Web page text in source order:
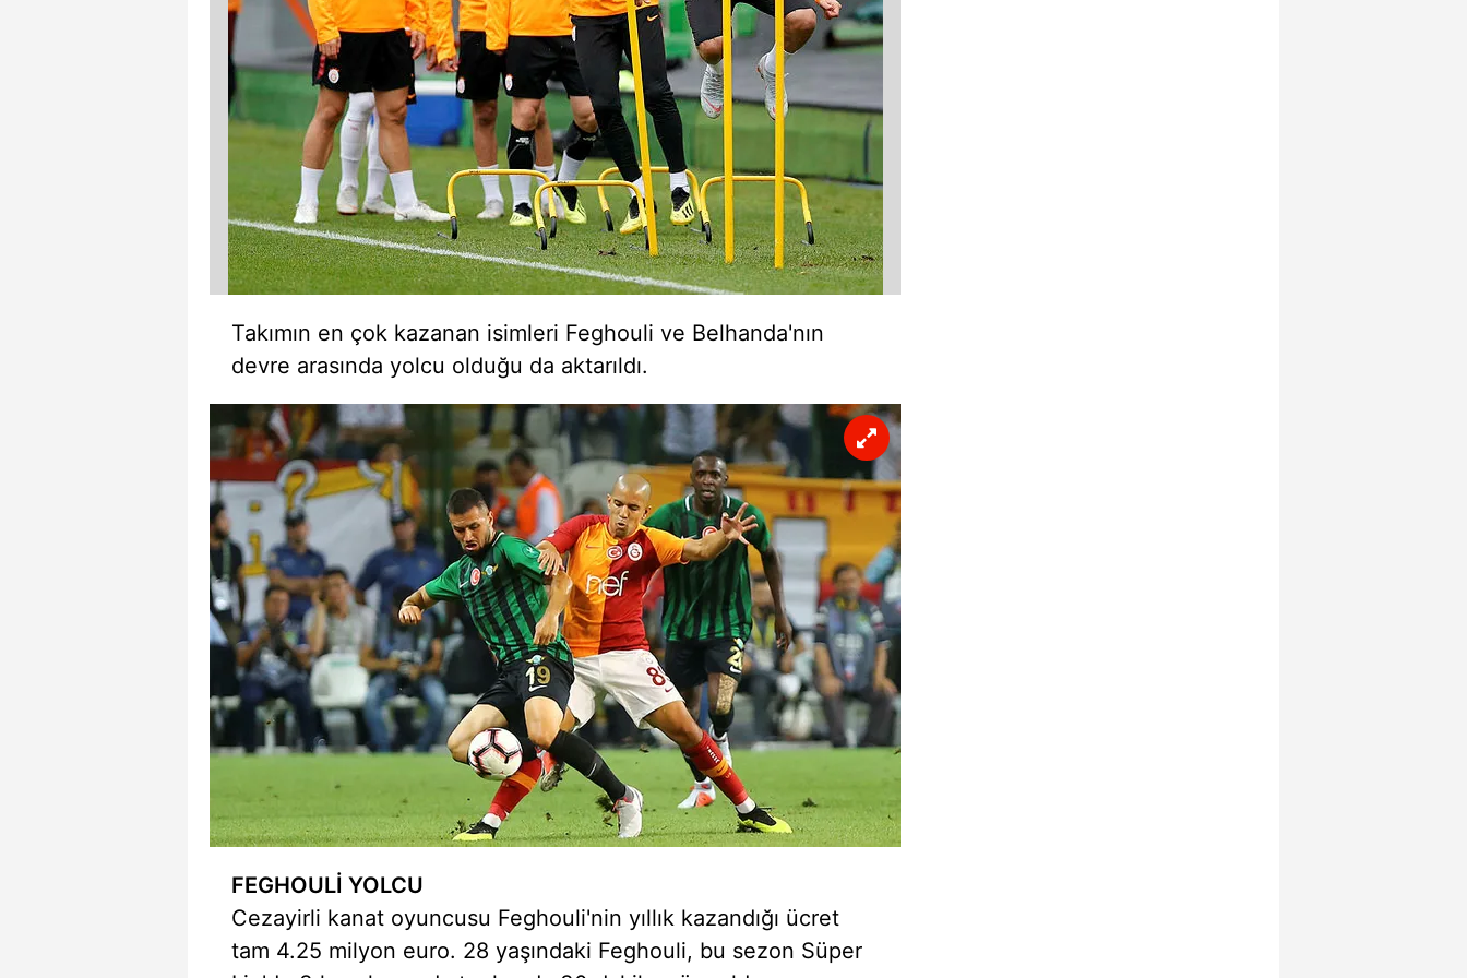
mevzuata uygun olarak kullanılan çerezlerle ilgili bilgi almak için lütfentıklayınız.
Takımın en çok kazanan isimleri Feghouli ve Belhanda'nın
devre arasında yolcu olduğu da aktarıldı.
FEGHOULİ YOLCU
Cezayirli kanat oyuncusu Feghouli'nin yıllık kazandığı ücret
tam 4.25 milyon euro. 28 yaşındaki Feghouli, bu sezon Süper